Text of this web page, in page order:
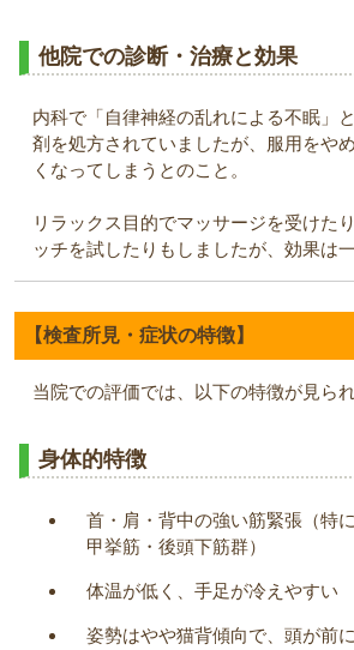
他院での診断・治療と効果
内科で「自律神経の乱れによる不眠」
剤を処方されていましたが、服用をや
くなってしまうとのこと。
リラックス目的でマッサージを受けた
ッチを試したりもしましたが、効果は
【検査所見・症状の特徴】
当院での評価では、以下の特徴が見られ
身体的特徴
首・肩・背中の強い筋緊張（特
甲挙筋・後頭下筋群）
体温が低く、手足が冷えやすい
姿勢はやや猫背傾向で、頭が前